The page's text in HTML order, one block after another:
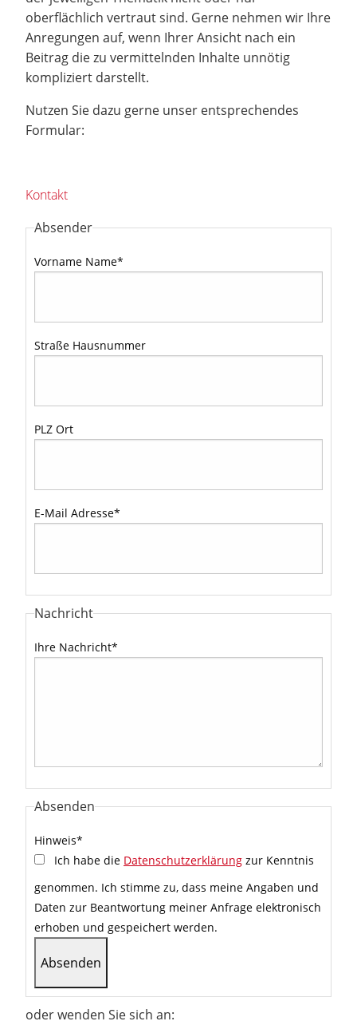
oberflächlich vertraut sind. Gerne nehmen wir Ihre
Anregungen auf, wenn Ihrer Ansicht nach ein
Beitrag die zu vermittelnden Inhalte unnötig
kompliziert darstellt.
Nutzen Sie dazu gerne unser entsprechendes
Formular:
Kontakt
Absender
Vorname Name*
Straße Hausnummer
PLZ Ort
E-Mail Adresse*
Nachricht
Ihre Nachricht*
Absenden
Hinweis*
Ich habe die Datenschutzerklärung zur Kenntnis
genommen. Ich stimme zu, dass meine Angaben und
Daten zur Beantwortung meiner Anfrage elektronisch
erhoben und gespeichert werden.
oder wenden Sie sich an: